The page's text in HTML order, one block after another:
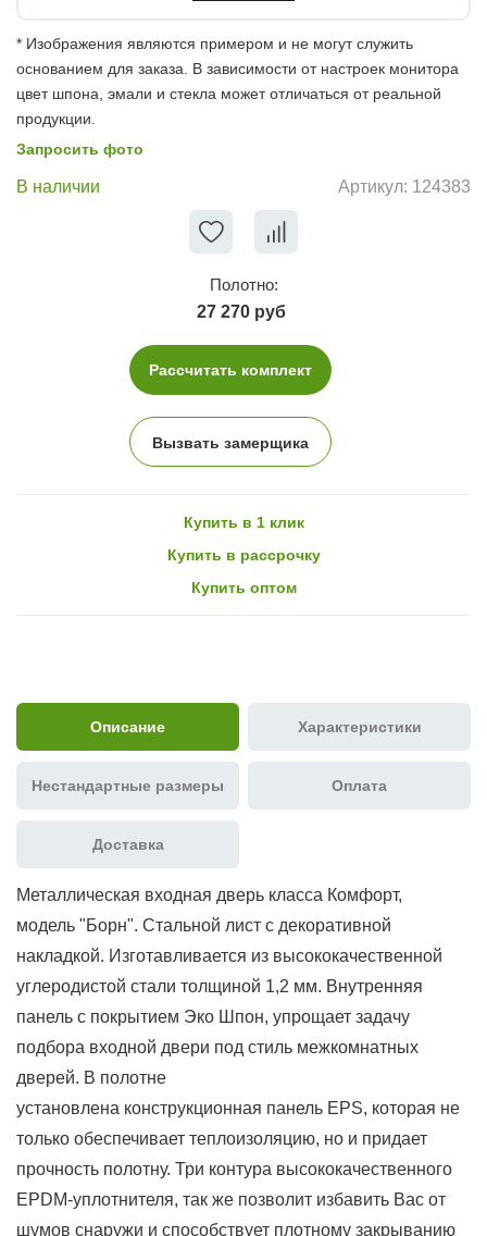
* Изображения являются примером и не могут служить
основанием для заказа. В зависимости от настроек монитора
цвет шпона, эмали и стекла может отличаться от реальной
продукции.
Запросить фото
В наличии Артикул: 124383
Полотно:
27 270 руб
Рассчитать комплект
Вызвать замерщика
Купить в 1 клик
Купить в рассрочку
Купить оптом
Описание Характеристики
Нестандартные размеры Оплата
Доставка
Металлическая входная дверь класса Комфорт,
модель "Борн". Стальной лист с декоративной
накладкой. Изготавливается из высококачественной
углеродистой стали толщиной 1,2 мм. Внутренняя
панель с покрытием Эко Шпон, упрощает задачу
подбора входной двери под стиль межкомнатных
дверей. В полотне
установлена конструкционная панель EPS, которая не
только обеспечивает теплоизоляцию, но и придает
прочность полотну. Три контура высококачественного
EPDM-уплотнителя, так же позволит избавить Вас от
шумов снаружи и способствует плотному закрыванию